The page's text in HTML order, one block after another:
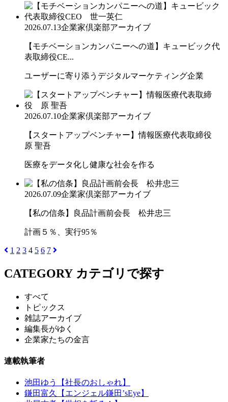
2026.07.13企業家倶楽部アーカイブ
【モチベーションカンパニーへの道】キュービック代
表取締役CE...
ユーザーに寄り添うデジタルマーケティング企業
2026.07.10企業家倶楽部アーカイブ
【スタートアップベンチャー】情報医療代表取締役
原 聖吾
医療をデータ化し健康な社会を作る
2026.07.09企業家倶楽部アーカイブ
【私の信条】良品計画前会長 松井忠三
計画５％、実行95％
1 2 3 4 5 6 7
CATEGORY カテゴリで探す
すべて
トピックス
雑誌アーカイブ
編集長がゆく
企業家たちの金言
連載執筆者
池田ゆう【社長のおしゃれ】
鎌田富久【エンジェル鎌田’sEye】